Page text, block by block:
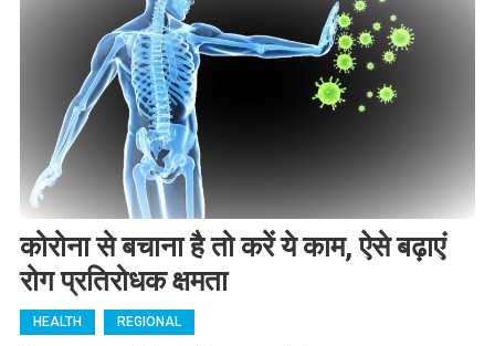
कोरोना से बचाना है तो करें ये काम, ऐसे बढ़ाएं
रोग प्रतिरोधक क्षमता
HEALTH REGIONAL